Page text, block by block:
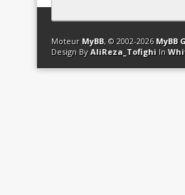
Contact Club Affiliation
Moteur MyBB, © 2002-2026 MyBB
Design By AliReza_Tofighi In